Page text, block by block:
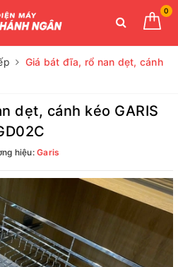
0
Giá bát đĩa, rổ nan dẹt, cánh
dẹt, cánh kéo GARIS
hiệu: Garis